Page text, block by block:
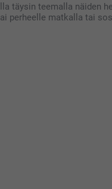
täysin teemalla näiden
perheelle matkalla tai